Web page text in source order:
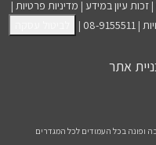
|זכות עיון במידע | מדיניות פרטיות |
|
08-9155511
|
אתר
ופונה בכל העמודים לכל המגדרים